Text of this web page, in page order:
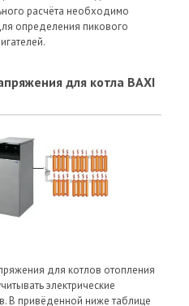
расчёта необходимо
определения пикового
для котла BAXI
для котлов отопления
электрические
В привёденной ниже таблице